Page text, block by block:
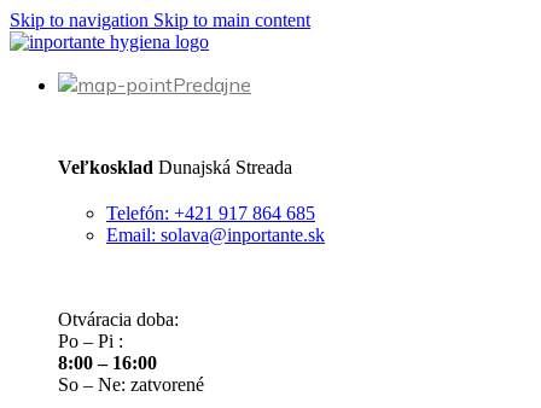
Skip to navigation Skip to main content
Predajne
Veľkosklad Dunajská Streada
Telefón: +421 917 864 685
Email: solava@inportante.sk
Otváracia doba:
Po – Pi :
8:00 – 16:00
So – Ne: zatvorené